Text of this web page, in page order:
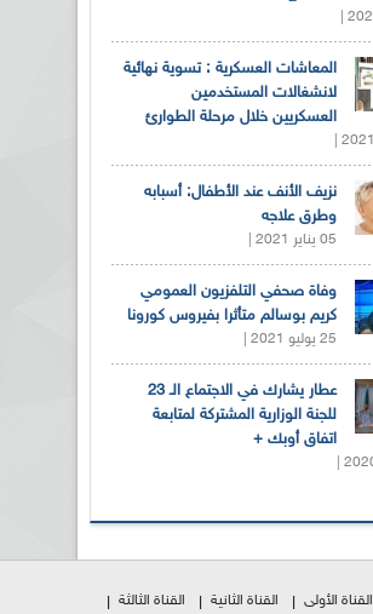
المعاشات العسكرية : تسوية نهائية
لانشغالات المستخدمين
العسكريين خلال مرحلة الطوارئ
نزيف الأنف عند الأطفال: أسبابه
وطرق علاجه
05 يناير 2021 |
وفاة صحفي التلفزيون العمومي
كريم بوسالم متأثرا بفيروس كورونا
25 يوليو 2021 |
عطار يشارك في الاجتماع الـ 23
للجنة الوزارية المشتركة لمتابعة
اتفاق أوبك +
القناة الأولى القناة الثانية القناة الثالثة